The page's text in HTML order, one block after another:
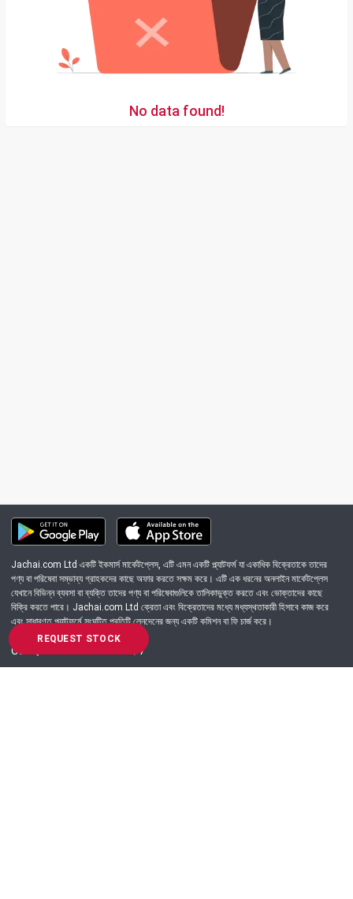
REQUEST STOCK
No data found!
Jachai.com Ltd একটি ইকমার্স মার্কেটপ্লেস, এটি এমন একটি প্ল্যাটফর্ম যা একাধিক বিক্রেতাকে তাদের
পণ্য বা পরিষেবা সম্ভাব্য গ্রাহকদের কাছে অফার করতে সক্ষম করে। এটি এক ধরনের অনলাইন মার্কেটপ্লেস
যেখানে বিভিন্ন ব্যবসা বা ব্যক্তি তাদের পণ্য বা পরিষেবাগুলিকে তালিকাভুক্ত করতে এবং ভোক্তাদের কাছে
বিক্রি করতে পারে। Jachai.com Ltd ক্রেতা এবং বিক্রেতাদের মধ্যে মধ্যস্থতাকারী হিসাবে কাজ করে
এবং সাধারণত প্ল্যাটফর্মে সংঘটিত প্রতিটি লেনদেনের জন্য একটি কমিশন বা ফি চার্জ করে।
Got Question? Call us 24/7